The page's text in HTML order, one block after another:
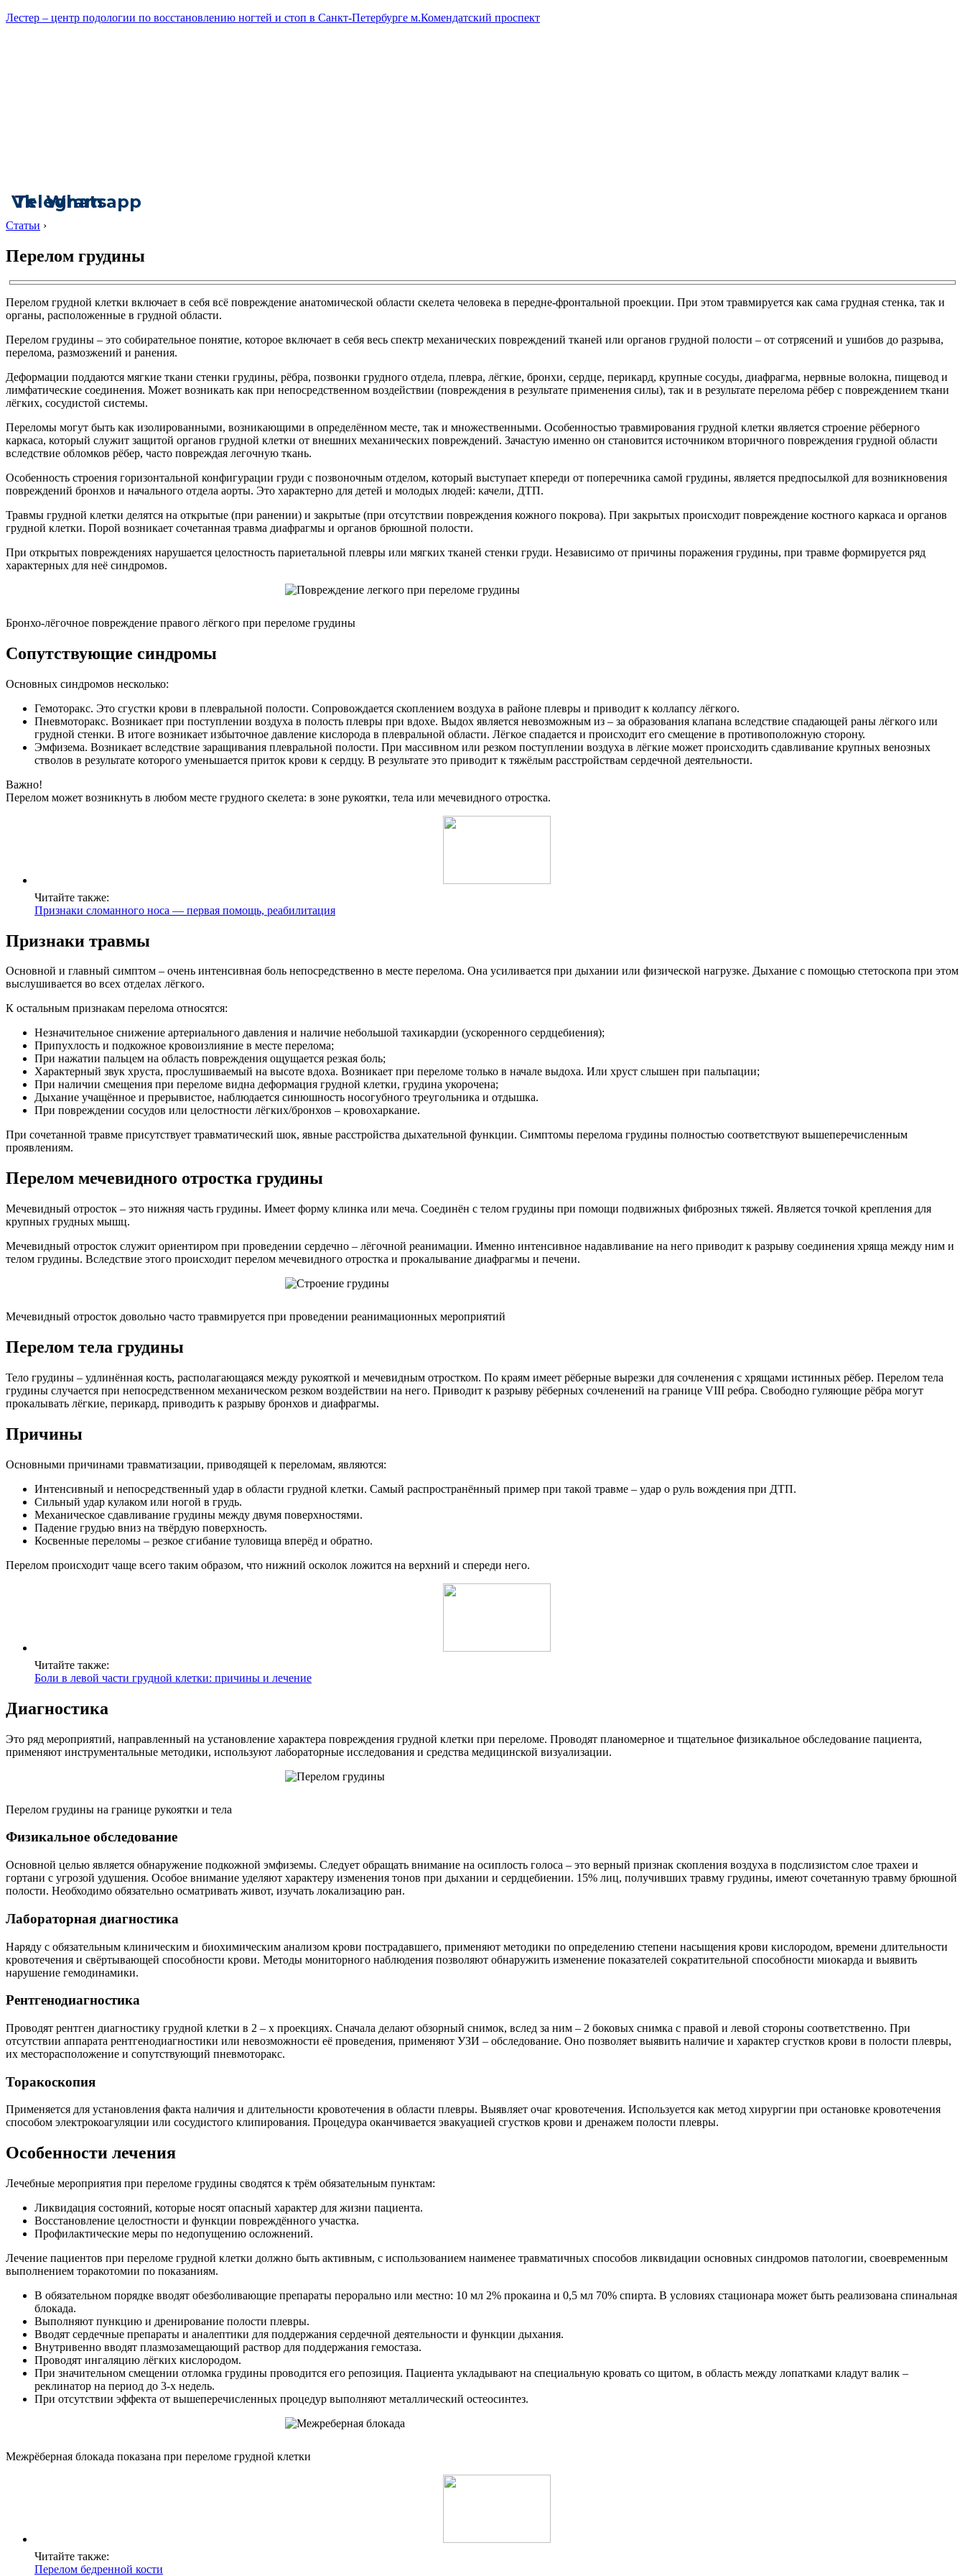
Лестер – центр подологии по восстановлению ногтей и стоп в Санкт-Петербурге м.Комендатский проспект
Vk
Telegram
Whatsapp
Статьи ›
Перелом грудины
Перелом грудной клетки включает в себя всё повреждение анатомической области скелета человека в передне-фронтальной проекции. При этом травмируется как сама грудная стенка, так и
органы, расположенные в грудной области.
Перелом грудины – это собирательное понятие, которое включает в себя весь спектр механических повреждений тканей или органов грудной полости – от сотрясений и ушибов до разрыва,
перелома, размозжений и ранения.
Деформации поддаются мягкие ткани стенки грудины, рёбра, позвонки грудного отдела, плевра, лёгкие, бронхи, сердце, перикард, крупные сосуды, диафрагма, нервные волокна, пищевод и
лимфатические соединения. Может возникать как при непосредственном воздействии (повреждения в результате применения силы), так и в результате перелома рёбер с повреждением ткани
лёгких, сосудистой системы.
Переломы могут быть как изолированными, возникающими в определённом месте, так и множественными. Особенностью травмирования грудной клетки является строение рёберного
каркаса, который служит защитой органов грудной клетки от внешних механических повреждений. Зачастую именно он становится источником вторичного повреждения грудной области
вследствие обломков рёбер, часто повреждая легочную ткань.
Особенность строения горизонтальной конфигурации груди с позвоночным отделом, который выступает кпереди от поперечника самой грудины, является предпосылкой для возникновения
повреждений бронхов и начального отдела аорты. Это характерно для детей и молодых людей: качели, ДТП.
Травмы грудной клетки делятся на открытые (при ранении) и закрытые (при отсутствии повреждения кожного покрова). При закрытых происходит повреждение костного каркаса и органов
грудной клетки. Порой возникает сочетанная травма диафрагмы и органов брюшной полости.
При открытых повреждениях нарушается целостность париетальной плевры или мягких тканей стенки груди. Независимо от причины поражения грудины, при травме формируется ряд
характерных для неё синдромов.
Бронхо-лёгочное повреждение правого лёгкого при переломе грудины
Сопутствующие синдромы
Основных синдромов несколько:
Гемоторакс. Это сгустки крови в плевральной полости. Сопровождается скоплением воздуха в районе плевры и приводит к коллапсу лёгкого.
Пневмоторакс. Возникает при поступлении воздуха в полость плевры при вдохе. Выдох является невозможным из – за образования клапана вследствие спадающей раны лёгкого или
грудной стенки. В итоге возникает избыточное давление кислорода в плевральной области. Лёгкое спадается и происходит его смещение в противоположную сторону.
Эмфизема. Возникает вследствие заращивания плевральной полости. При массивном или резком поступлении воздуха в лёгкие может происходить сдавливание крупных венозных
стволов в результате которого уменьшается приток крови к сердцу. В результате это приводит к тяжёлым расстройствам сердечной деятельности.
Важно!
Перелом может возникнуть в любом месте грудного скелета: в зоне рукоятки, тела или мечевидного отростка.
Читайте также:
Признаки сломанного носа — первая помощь, реабилитация
Признаки травмы
Основной и главный симптом – очень интенсивная боль непосредственно в месте перелома. Она усиливается при дыхании или физической нагрузке. Дыхание с помощью стетоскопа при этом
выслушивается во всех отделах лёгкого.
К остальным признакам перелома относятся:
Незначительное снижение артериального давления и наличие небольшой тахикардии (ускоренного сердцебиения);
Припухлость и подкожное кровоизлияние в месте перелома;
При нажатии пальцем на область повреждения ощущается резкая боль;
Характерный звук хруста, прослушиваемый на высоте вдоха. Возникает при переломе только в начале выдоха. Или хруст слышен при пальпации;
При наличии смещения при переломе видна деформация грудной клетки, грудина укорочена;
Дыхание учащённое и прерывистое, наблюдается синюшность носогубного треугольника и отдышка.
При повреждении сосудов или целостности лёгких/бронхов – кровохаркание.
При сочетанной травме присутствует травматический шок, явные расстройства дыхательной функции. Симптомы перелома грудины полностью соответствуют вышеперечисленным
проявлениям.
Перелом мечевидного отростка грудины
Мечевидный отросток – это нижняя часть грудины. Имеет форму клинка или меча. Соединён с телом грудины при помощи подвижных фиброзных тяжей. Является точкой крепления для
крупных грудных мышц.
Мечевидный отросток служит ориентиром при проведении сердечно – лёгочной реанимации. Именно интенсивное надавливание на него приводит к разрыву соединения хряща между ним и
телом грудины. Вследствие этого происходит перелом мечевидного отростка и прокалывание диафрагмы и печени.
Мечевидный отросток довольно часто травмируется при проведении реанимационных мероприятий
Перелом тела грудины
Тело грудины – удлинённая кость, располагающаяся между рукояткой и мечевидным отростком. По краям имеет рёберные вырезки для сочленения с хрящами истинных рёбер. Перелом тела
грудины случается при непосредственном механическом резком воздействии на него. Приводит к разрыву рёберных сочленений на границе VIIІ ребра. Свободно гуляющие рёбра могут
прокалывать лёгкие, перикард, приводить к разрыву бронхов и диафрагмы.
Причины
Основными причинами травматизации, приводящей к переломам, являются:
Интенсивный и непосредственный удар в области грудной клетки. Самый распространённый пример при такой травме – удар о руль вождения при ДТП.
Сильный удар кулаком или ногой в грудь.
Механическое сдавливание грудины между двумя поверхностями.
Падение грудью вниз на твёрдую поверхность.
Косвенные переломы – резкое сгибание туловища вперёд и обратно.
Перелом происходит чаще всего таким образом, что нижний осколок ложится на верхний и спереди него.
Читайте также:
Боли в левой части грудной клетки: причины и лечение
Диагностика
Это ряд мероприятий, направленный на установление характера повреждения грудной клетки при переломе. Проводят планомерное и тщательное физикальное обследование пациента,
применяют инструментальные методики, используют лабораторные исследования и средства медицинской визуализации.
Перелом грудины на границе рукоятки и тела
Физикальное обследование
Основной целью является обнаружение подкожной эмфиземы. Следует обращать внимание на осиплость голоса – это верный признак скопления воздуха в подслизистом слое трахеи и
гортани с угрозой удушения. Особое внимание уделяют характеру изменения тонов при дыхании и сердцебиении. 15% лиц, получивших травму грудины, имеют сочетанную травму брюшной
полости. Необходимо обязательно осматривать живот, изучать локализацию ран.
Лабораторная диагностика
Наряду с обязательным клиническим и биохимическим анализом крови пострадавшего, применяют методики по определению степени насыщения крови кислородом, времени длительности
кровотечения и свёртывающей способности крови. Методы мониторного наблюдения позволяют обнаружить изменение показателей сократительной способности миокарда и выявить
нарушение гемодинамики.
Рентгенодиагностика
Проводят рентген диагностику грудной клетки в 2 – х проекциях. Сначала делают обзорный снимок, вслед за ним – 2 боковых снимка с правой и левой стороны соответственно. При
отсутствии аппарата рентгенодиагностики или невозможности её проведения, применяют УЗИ – обследование. Оно позволяет выявить наличие и характер сгустков крови в полости плевры,
их месторасположение и сопутствующий пневмоторакс.
Торакоскопия
Применяется для установления факта наличия и длительности кровотечения в области плевры. Выявляет очаг кровотечения. Используется как метод хирургии при остановке кровотечения
способом электрокоагуляции или сосудистого клипирования. Процедура оканчивается эвакуацией сгустков крови и дренажем полости плевры.
Особенности лечения
Лечебные мероприятия при переломе грудины сводятся к трём обязательным пунктам:
Ликвидация состояний, которые носят опасный характер для жизни пациента.
Восстановление целостности и функции повреждённого участка.
Профилактические меры по недопущению осложнений.
Лечение пациентов при переломе грудной клетки должно быть активным, с использованием наименее травматичных способов ликвидации основных синдромов патологии, своевременным
выполнением торакотомии по показаниям.
В обязательном порядке вводят обезболивающие препараты перорально или местно: 10 мл 2% прокаина и 0,5 мл 70% спирта. В условиях стационара может быть реализована спинальная
блокада.
Выполняют пункцию и дренирование полости плевры.
Вводят сердечные препараты и аналептики для поддержания сердечной деятельности и функции дыхания.
Внутривенно вводят плазмозамещающий раствор для поддержания гемостаза.
Проводят ингаляцию лёгких кислородом.
При значительном смещении отломка грудины проводится его репозиция. Пациента укладывают на специальную кровать со щитом, в область между лопатками кладут валик –
реклинатор на период до 3-х недель.
При отсутствии эффекта от вышеперечисленных процедур выполняют металлический остеосинтез.
Межрёберная блокада показана при переломе грудной клетки
Читайте также:
Перелом бедренной кости